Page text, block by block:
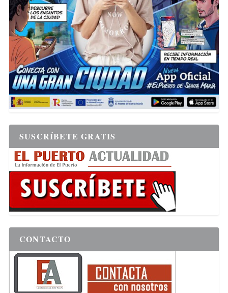
SUSCRÍBETE GRATIS
CONTACTO